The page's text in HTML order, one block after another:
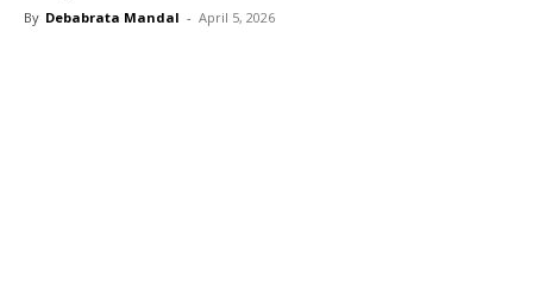
By Debabrata Mandal - April 5, 2026